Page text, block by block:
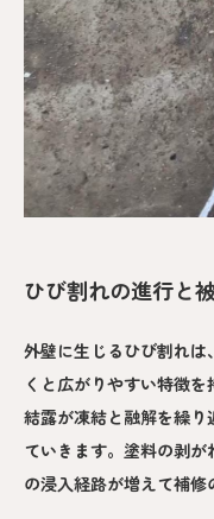
ひび割れの進行と
外壁に生じるひび割れ
くと広がりやすい特徴
結露が凍結と融解を繰
ていきます。塗料の剥
の浸入経路が増えて補修